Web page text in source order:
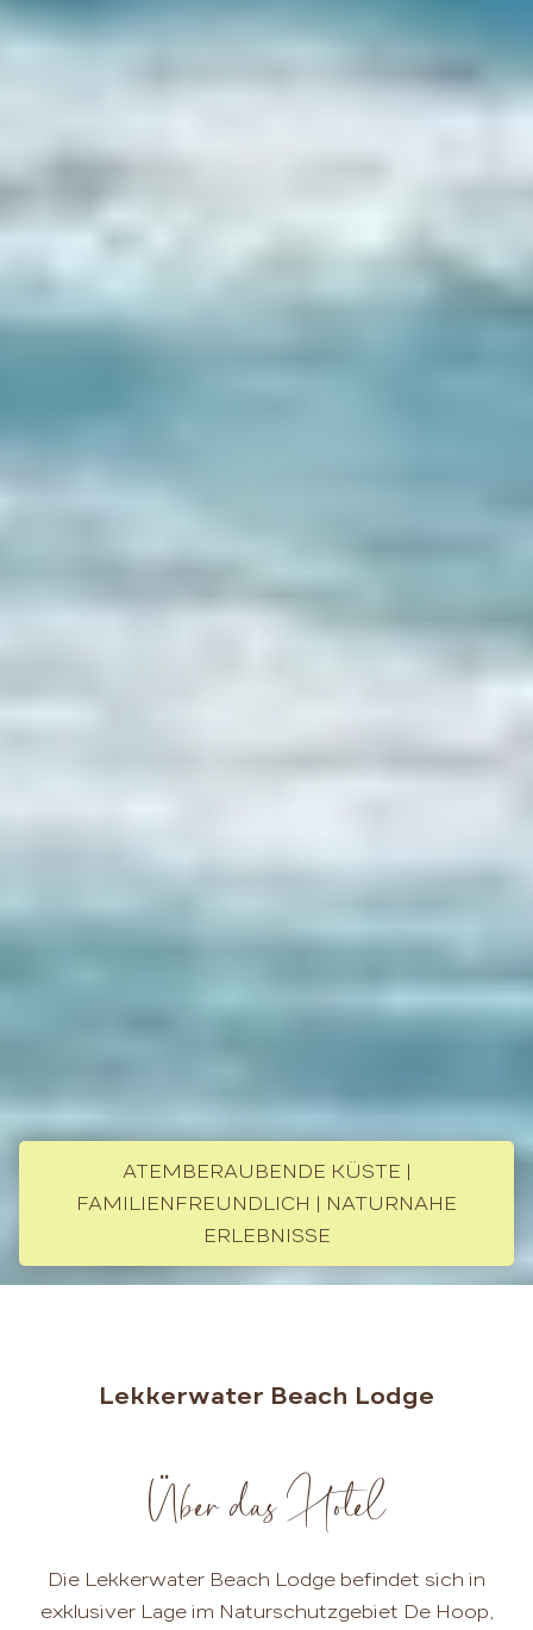
ATEMBERAUBENDE KÜSTE |
FAMILIENFREUNDLICH | NATURNAHE
ERLEBNISSE
Lekkerwater Beach Lodge
Über das Hotel
Die Lekkerwater Beach Lodge befindet sich in
exklusiver Lage im Naturschutzgebiet De Hoop,